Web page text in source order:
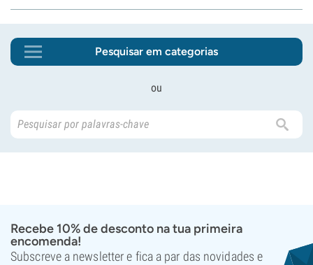
Pesquisar em categorias
ou
Recebe 10% de desconto na tua primeira
encomenda!
Subscreve a newsletter e fica a par das novidades e